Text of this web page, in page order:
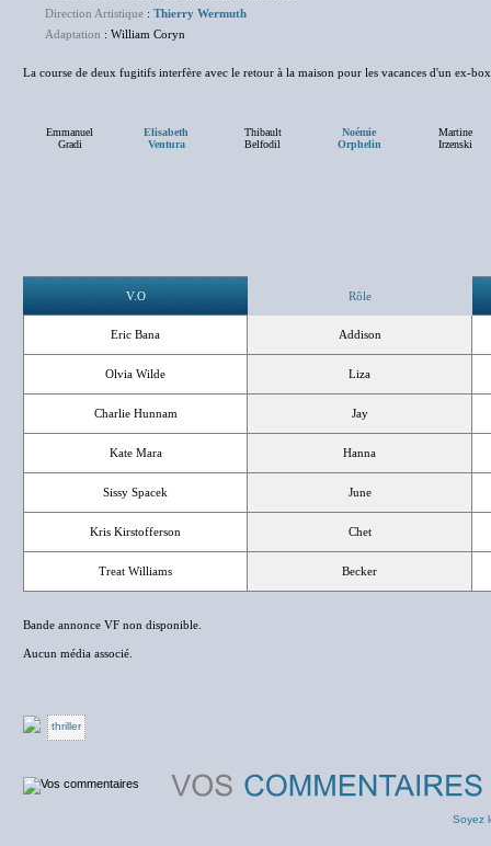
Direction Artistique : Thierry Wermuth
Adaptation : William Coryn
La course de deux fugitifs interfère avec le retour à la maison pour les vacances d'un ex-
Emmanuel
Gradi
Elisabeth
Ventura
Thibault
Belfodil
Noémie
Orphelin
Martine
Irzenski
V.O Rôle
Eric Bana Addison
Olvia Wilde Liza
Charlie Hunnam Jay
Kate Mara Hanna
Sissy Spacek June
Kris Kirstofferson Chet
Treat Williams Becker
Bande annonce VF non disponible.
Aucun média associé.
thriller
Soyez